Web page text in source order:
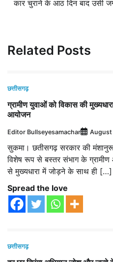
कार चुराने के आठ दिन बाद उसी
Related Posts
छत्तीसगढ़
ग्रामीण युवाओं को विकास की
आयोजन
Editor Bullseyesamachar
सुकमा। छतीसगढ़ सरकार की
विशेष रूप से बस्तर संभाग के
से मुख्यधारा में जोड़ने के साथ ही […]
Spread the love
छत्तीसगढ़